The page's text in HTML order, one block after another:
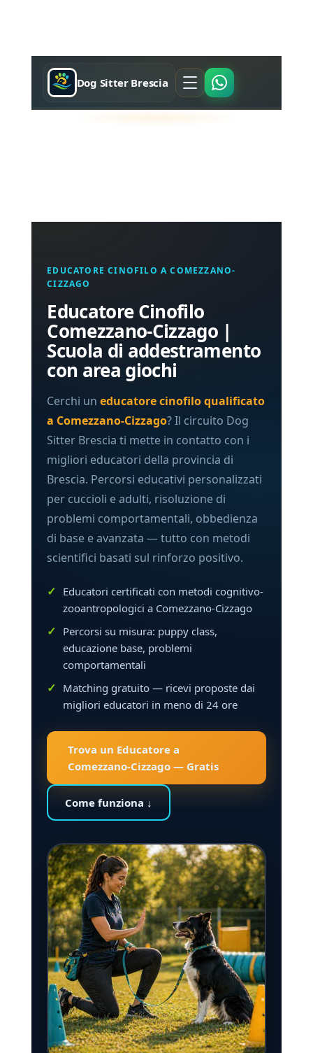
Dog Sitter Brescia
EDUCATORE CINOFILO A COMEZZANO-
CIZZAGO
Educatore Cinofilo
Comezzano-Cizzago |
Scuola di addestramento
con area giochi
Cerchi uneducatore cinofilo qualificato
a Comezzano-Cizzago? Il circuito Dog
Sitter Brescia ti mette in contatto con i
migliori educatori della provincia di
Brescia. Percorsi educativi personalizzati
per cuccioli e adulti, risoluzione di
problemi comportamentali, obbedienza
di base e avanzata — tutto con metodi
scientifici basati sul rinforzo positivo.
Educatori certificati con metodi cognitivo-
zooantropologici a Comezzano-Cizzago
Percorsi su misura: puppy class,
educazione base, problemi
comportamentali
Matching gratuito — ricevi proposte dai
migliori educatori in meno di 24 ore
Trova un Educatore a
Comezzano-Cizzago — Gratis
Come funziona ↓